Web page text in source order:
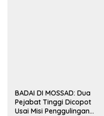
BADAI DI MOSSAD: Dua
Pejabat Tinggi Dicopot
Usai Misi Penggulingan